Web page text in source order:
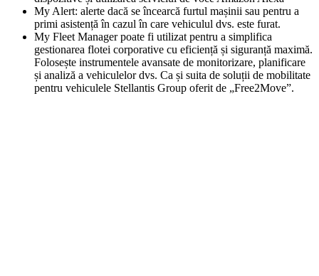
My Alert: alerte dacă se încearcă furtul mașinii sau pentru a
primi asistență în cazul în care vehiculul dvs. este furat.
My Fleet Manager poate fi utilizat pentru a simplifica
gestionarea flotei corporative cu eficiență și siguranță maximă.
Folosește instrumentele avansate de monitorizare, planificare
și analiză a vehiculelor dvs. Ca și suita de soluții de mobilitate
pentru vehiculele Stellantis Group oferit de „Free2Move”.